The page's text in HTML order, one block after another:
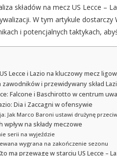
składów na mecz US Lecce –
W tym artykule
i potencjalnych taktykach,
Lecce i Lazio na kluczowy mecz
i przewidywany skład
Falcone i Baschirotto w centrum
Dia i Zaccagni w ofensywie
Jak Marco Baroni ustawi drużynę
na składy meczowe
serii na wyjeździe
wygrana na zakończenie sezonu
ma przewagę w starciu US Lecce –